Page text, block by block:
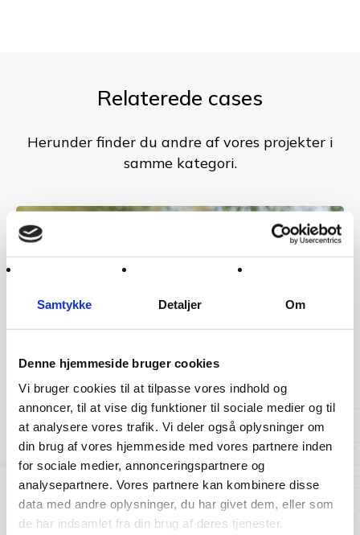
Samtykke Detaljer Om
Denne hjemmeside bruger cookies
Vi bruger cookies til at tilpasse vores indhold og
annoncer, til at vise dig funktioner til sociale medier og til
at analysere vores trafik. Vi deler også oplysninger om
din brug af vores hjemmeside med vores partnere inden
for sociale medier, annonceringspartnere og
analysepartnere. Vores partnere kan kombinere disse
data med andre oplysninger, du har givet dem, eller som
de har indsamlet fra din brug af deres tjenester.
Relaterede cases
Herunder finder du andre af vores projekter i
samme kategori.
INSTALLATION AF LADESTANDERE
Læs mere om vores arbejde for CLEVER.